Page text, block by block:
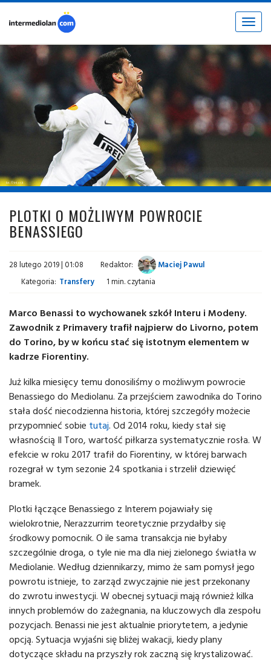
Toggle
fot. © inter.it
PLOTKI O MOŻLIWYM POWROCIE
BENASSIEGO
28 lutego 2019 | 01:08 Redaktor:
Maciej Pawul
Kategoria: Transfery 1 min. czytania
Marco Benassi to wychowanek szkół Interu i Modeny.
Zawodnik z Primavery trafił najpierw do Livorno, potem
do Torino, by w końcu stać się istotnym elementem w
kadrze Fiorentiny.
Już kilka miesięcy temu donosiliśmy o możliwym powrocie
Benassiego do Mediolanu. Za przejściem zawodnika do Torino
stała dość niecodzienna historia, której szczegóły możecie
przypomnieć sobie tutaj. Od 2014 roku, kiedy stał się
własnością Il Toro, wartość piłkarza systematycznie rosła. W
efekcie w roku 2017 trafił do Fiorentiny, w której barwach
rozegrał w tym sezonie 24 spotkania i strzelił dziewięć
bramek.
Plotki łączące Benassiego z Interem pojawiały się
wielokrotnie, Nerazzurrim teoretycznie przydałby się
środkowy pomocnik. O ile sama transakcja nie byłaby
szczególnie droga, o tyle nie ma dla niej zielonego światła w
Mediolanie. Według dziennikarzy, mimo że sam pomysł jego
powrotu istnieje, to zarząd zwyczajnie nie jest przekonany
do zwrotu inwestycji. W obecnej sytuacji mają również kilka
innych problemów do zażegnania, na kluczowych dla zespołu
pozycjach. Benassi nie jest aktualnie priorytetem, a jedynie
opcją. Sytuacja wyjaśni się bliżej wakacji, kiedy plany
dotyczące składu na przyszły rok zaczną się krystalizować.